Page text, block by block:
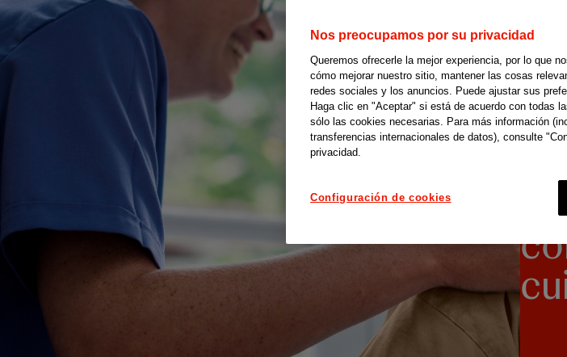
Nos preocupamos por su privacidad
Queremos ofrecerle la mejor experiencia, por lo que
cómo mejorar nuestro sitio, mantener las cosas
redes sociales y los anuncios. Puede ajustar sus
Haga clic en "Aceptar" si está de acuerdo con todas
sólo las cookies necesarias. Para más información
transferencias internacionales de datos), consulte
privacidad.
Configuración de cookies